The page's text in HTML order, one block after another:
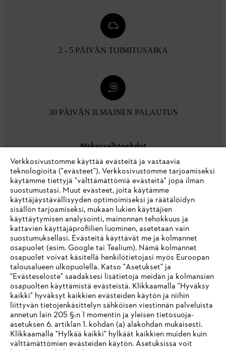
2 - 5 PÄIVÄN TOIMITUSAIKA
30 PÄIVÄN ILMAINEN PALAUTUS
Maksuvaihtoehdot
Yritys
STIHL FAQ
Palvelut
IHR BROWSER WIRD NICHT
UNTERSTÜTZT
Verkkosivustomme käyttää evästeitä ja vastaavia
teknologioita ("evästeet"). Verkkosivustomme tarjoamiseksi
käytämme tiettyjä "välttämättömiä evästeitä" jopa ilman
suostumustasi. Muut evästeet, joita käytämme
käyttäjäystävällisyyden optimoimiseksi ja räätälöidyn
sisällön tarjoamiseksi, mukaan lukien käyttäjien
käyttäytymisen analysointi, mainonnan tehokkuus ja
kattavien käyttäjäprofiilien luominen, asetetaan vain
suostumuksellasi. Evästeitä käyttävät me ja kolmannet
osapuolet (esim. Google tai Tealium). Nämä kolmannet
osapuolet voivat käsitellä henkilötietojasi myös Euroopan
talousalueen ulkopuolella. Katso "Asetukset" ja
"Evästeseloste" saadaksesi lisätietoja meidän ja kolmansien
osapuolten käyttämistä evästeistä. Klikkaamalla "Hyväksy
kaikki" hyväksyt kaikkien evästeiden käytön ja niihin
liittyvän tietojenkäsittelyn sähköisen viestinnän palveluista
annetun lain 205 §:n 1 momentin ja yleisen tietosuoja-
asetuksen 6. artiklan 1. kohdan (a) alakohdan mukaisesti.
Klikkaamalla "Hylkää kaikki" hylkäät kaikkien muiden kuin
välttämättömien evästeiden käytön. Asetuksissa voit